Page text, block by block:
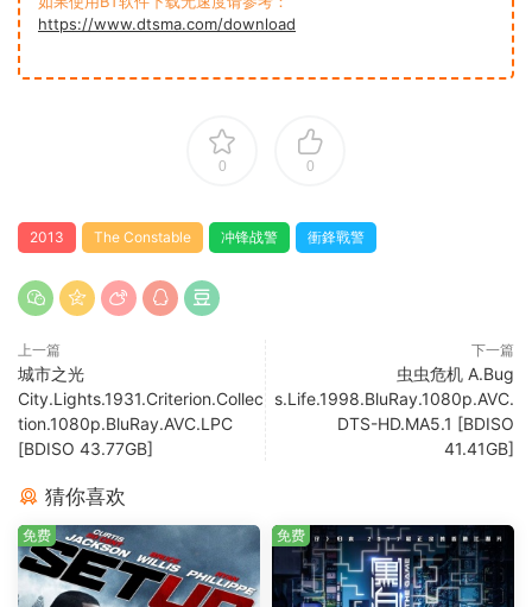
https://www.dtsma.com/download
0 0
2013 The Constable 冲锋战警 衝鋒戰警
上一篇
城市之光
City.Lights.1931.Criterion.Collec
tion.1080p.BluRay.AVC.LPC
[BDISO 43.77GB]
下一篇
虫虫危机 A.Bug
s.Life.1998.BluRay.1080p.AVC.
DTS-HD.MA5.1 [BDISO
41.41GB]
猜你喜欢
免费 免费